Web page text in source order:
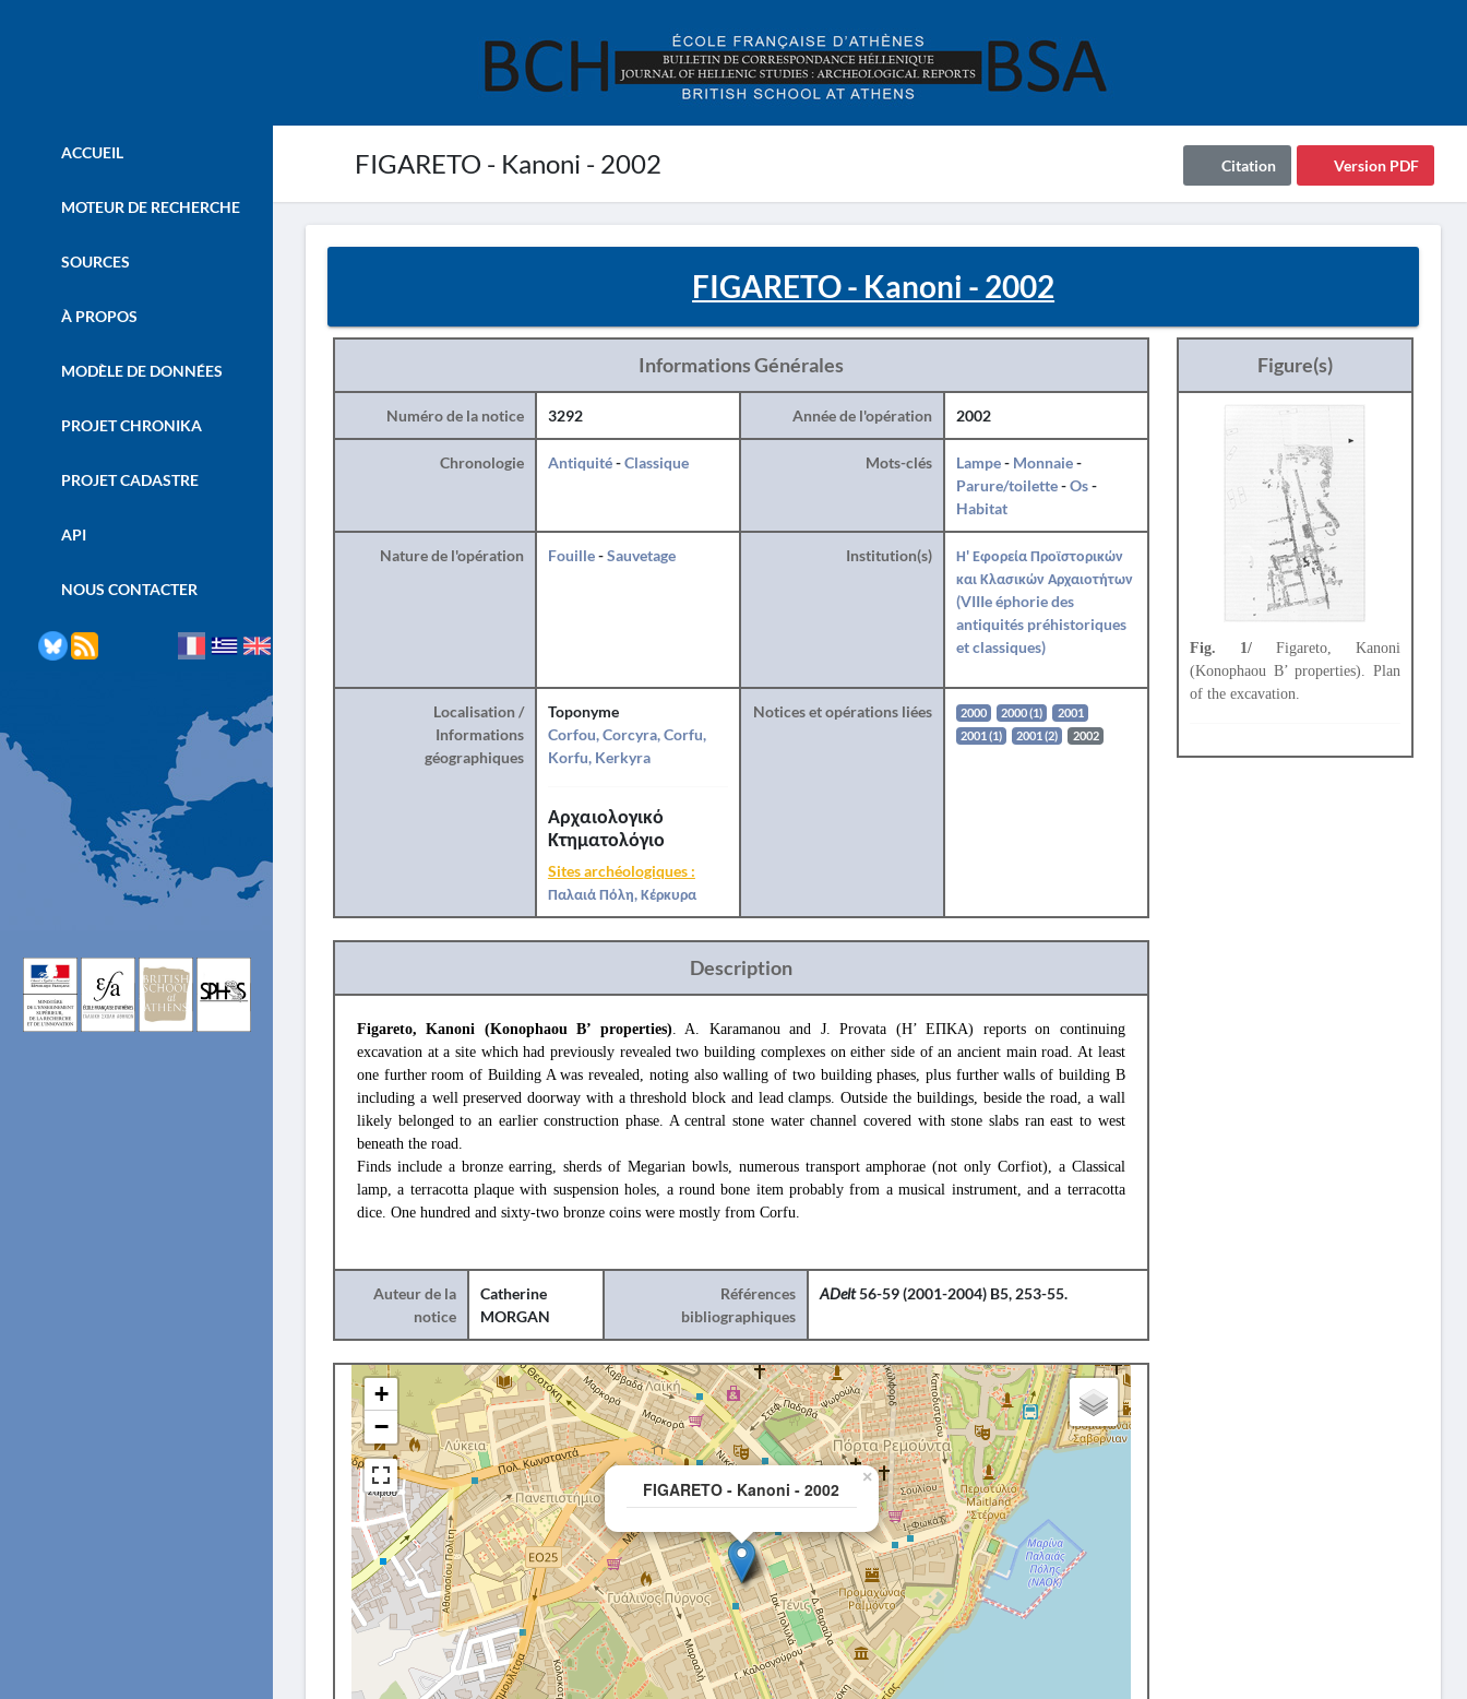
FIGARETO - Kanoni - 2002 Version PDF
Citation
ACCUEIL
MOTEUR DE RECHERCHE
SOURCES
À PROPOS
MODÈLE DE DONNÉES
PROJET CHRONIKA
PROJET CADASTRE
API
NOUS CONTACTER
FIGARETO - Kanoni - 2002
Informations Générales
Numéro de la notice 3292 Année de l'opération 2002
Chronologie Antiquité-Classique Mots-clés Lampe- Monnaie-
Parure/toilette-Os-
Habitat
Nature de l'opération Fouille-Sauvetage Institution(s)
Η' Εφορεία Προϊστορικών
και Κλασικών Αρχαιοτήτων
(VIIIe éphorie des
antiquités préhistoriques
et classiques)
Localisation /
Informations
géographiques
Toponyme
Corfou, Corcyra, Corfu,
Korfu, Kerkyra
Αρχαιολογικό
Κτηματολόγιο
Sites archéologiques :
Παλαιά Πόλη, Κέρκυρα
Notices et opérations liées 2000 2000 (1)
2001
2001 (1)
2001 (2) 2002
Description
Figareto, Kanoni (Konophaou B’ properties). A. Karamanou and J. Provata (Η’ ΕΠΚΑ) reports on continuing
excavation at a site which had previously revealed two building complexes on either side of an ancient main road. At least
one further room of Building A was revealed, noting also walling of two building phases, plus further walls of building B
including a well preserved doorway with a threshold block and lead clamps. Outside the buildings, beside the road, a wall
likely belonged to an earlier construction phase. A central stone water channel covered with stone slabs ran east to west
beneath the road.
Finds include a bronze earring, sherds of Megarian bowls, numerous transport amphorae (not only Corfiot), a Classical
lamp, a terracotta plaque with suspension holes, a round bone item probably from a musical instrument, and a terracotta
dice. One hundred and sixty-two bronze coins were mostly from Corfu.
Auteur de la
notice
Catherine
MORGAN
Références
bibliographiques
ADelt56-59 (2001-2004) B5, 253-55.
FIGARETO - Kanoni - 2002
×
+
−
Figure(s)
Fig. 1/Figareto, Kanoni
(Konophaou B’ properties). Plan
of the excavation.